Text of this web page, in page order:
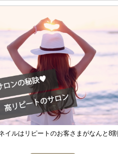
イルはリピートのお客さまがなんと8割